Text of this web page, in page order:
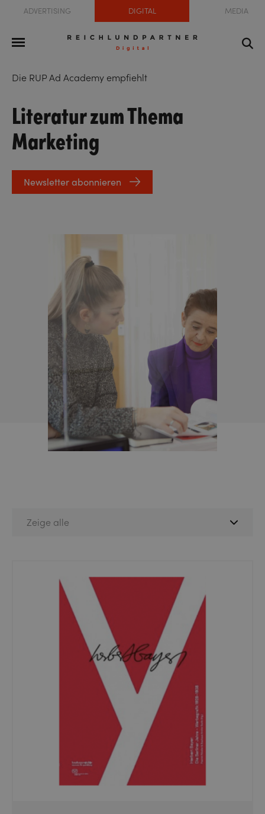
ADVERTISING DIGITAL MEDIA
Die RUP Ad Academy empfiehlt
Literatur zum Thema
Marketing
Newsletter abonnieren
Zeige alle